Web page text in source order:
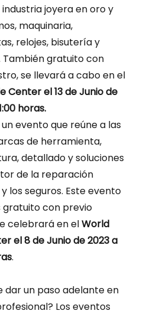
joyera en oro y
maquinaria,
relojes, bisutería y
También gratuito con
se llevará a cabo en el
Center el 13 de Junio de
horas.
un evento que reúne a las
de herramienta,
detallado y soluciones
de la reparación
los seguros. Este evento
gratuito con previo
celebrará en elWorld
el 8 de Junio de 2023 a
.
dar un paso adelante en
Los eventos